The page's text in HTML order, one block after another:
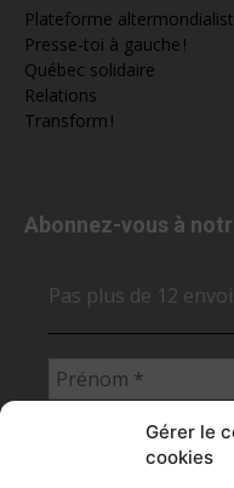
Gérer le
cookies
Plateforme
Presse-toi à gauche !
Québec solidaire
Relations
Transform !
Abonnez-vous à
Pas plus de 12